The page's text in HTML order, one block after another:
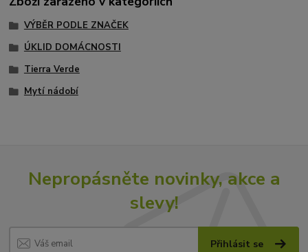
VÝBĚR PODLE ZNAČEK
ÚKLID DOMÁCNOSTI
Tierra Verde
Mytí nádobí
Nepropásněte novinky, akce a
slevy!
Přihlásit se